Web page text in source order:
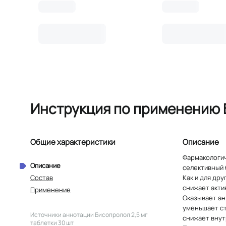
Инструкция по применению
Общие характеристики
Описание
Состав
Применение
Источники аннотации Бисопролол 2,5 мг
таблетки 30 шт
Описание
Фармакологическое действие Фармакологическая группа: Бета1-адреноблокатор селективный Код АТХ С07АВ07 Фармакодинамика: Бисопролол – селективный бета-адреноблокатор, без собственной симпатоми­метической активности, не обладает мембраностабилизирующим действием. Как и для других бета-адреноблокаторов, механизм действия при артериальной гипертензии неясен. Вместе с тем, известно, что бисопролол снижает активность ренина в плазме крови, уменьшает потребность миокарда в кислороде, урежает частоту сердечных сокращений (ЧСС). Оказывает антигипертензивное, антиаритмическое и антиангинальное действие. Блокируя в невысоких дозах бета1-адреноблокаторы сердца, уменьшает стимулиро­ванное катехоламинами образование циклического аденозинмонофосфата (цАМФ) из аденозинтрифосфата (АТФ), снижает внутриклеточный ток ионов кальция, угнетает все функции сердца, снижает атриовентрикулярную